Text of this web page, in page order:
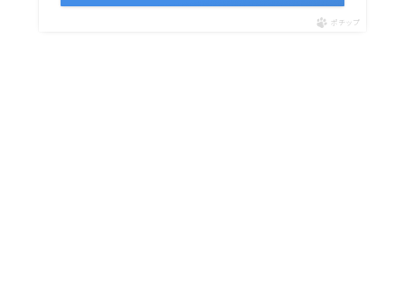
ポチップ